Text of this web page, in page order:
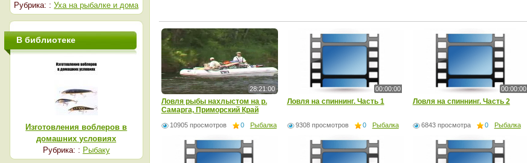
28:21:00
Ловля рыбы нахлыстом на р.
Самарга, Приморский Край
10905 просмотров 0 Рыбалка
00:00:00
Ловля на спиннинг. Часть 1
9308 просмотров 0 Рыбалка
00:00:00
Ловля на спиннинг. Часть 2
6843 просмотра 0 Рыбалка
Рубрика: :Уха на рыбалке и дома
В библиотеке
Изготовления воблеров в
домашних условиях
Рубрика: : Рыбаку